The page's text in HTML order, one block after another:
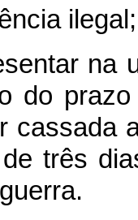
ilegal;
na
do
cassada
três